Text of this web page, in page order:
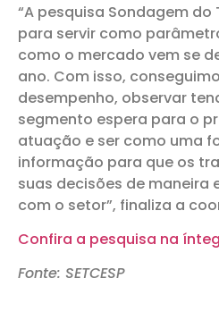
“A pesquisa Sondagem do
para servir como
como o mercado vem se
ano. Com isso,
desempenho, observar
segmento espera para o
atuação e ser como uma
informação para que os
suas decisões de maneira
com o setor”, finaliza a
Confira a pesquisa na
Fonte: SETCESP